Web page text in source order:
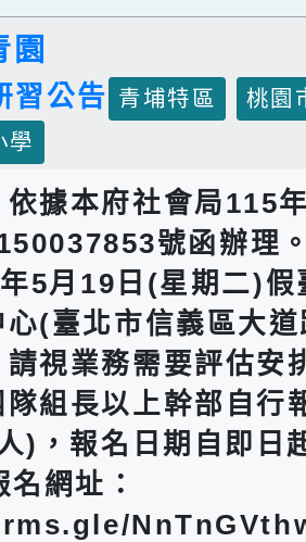
園
習公告 青埔特區
桃園
學
依據本府社會局115
號函辦理
5月19日(星期二)假
心(臺北市信義區大
視業務需要評估安
隊組長以上幹部自行
)，報名日期自即日
網址：